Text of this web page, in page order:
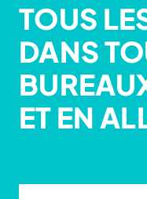
TOUS
DANS
ET EN